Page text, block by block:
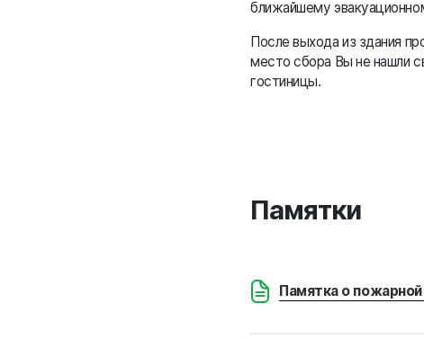
ближайшему
После выхода из здания
место сбора Вы не нашли
гостиницы.
Памятки
Памятка о